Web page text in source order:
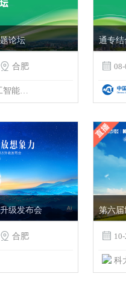
论坛
 合肥
中国人工智能学会&科大讯飞

级发布会
 合肥 
科